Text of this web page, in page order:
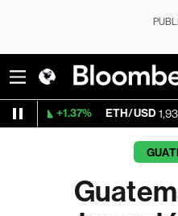
ETH/USD 1,932.473